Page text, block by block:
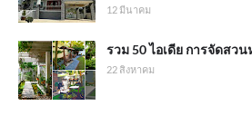
12 มีนาคม
รวม 50 ไอเดีย การจัดสว
22 สิงหาคม